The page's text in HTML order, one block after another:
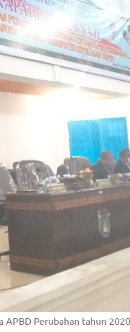
APBD Perubahan tahun